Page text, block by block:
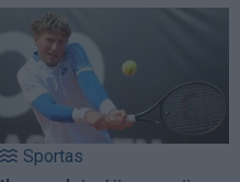
Sportas